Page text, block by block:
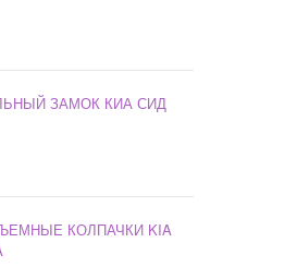
ЗАМОК КИА СИД
КОЛПАЧКИ KIA